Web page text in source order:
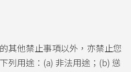
其他禁止事項以外，亦禁止您
列用途：(a) 非法用途；(b) 慫